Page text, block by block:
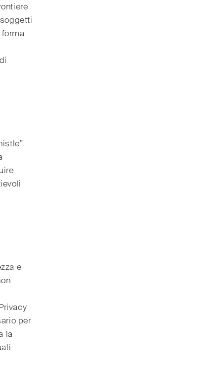
e
per
la